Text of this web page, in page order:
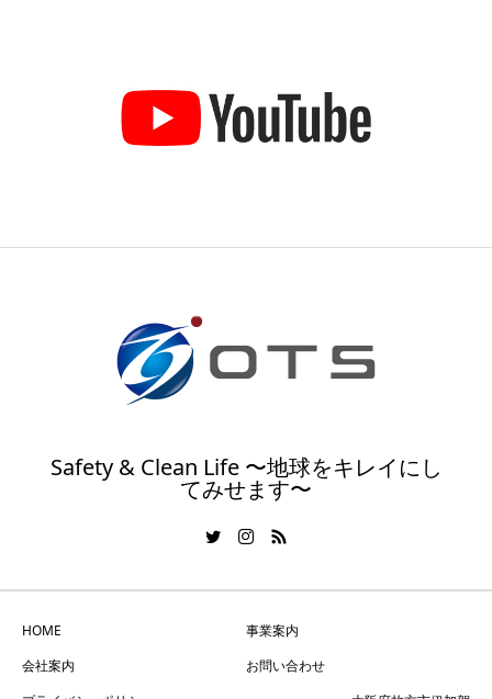
Safety & Clean Life 〜地球をキレイにし
てみせます〜
HOME
事業案内
会社案内
お問い合わせ